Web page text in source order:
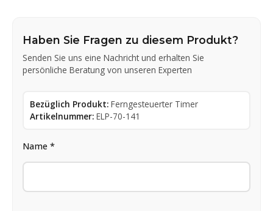
Haben Sie Fragen zu diesem Produkt?
Senden Sie uns eine Nachricht und erhalten Sie
persönliche Beratung von unseren Experten
Bezüglich Produkt: Ferngesteuerter Timer
Artikelnummer: ELP-70-141
Name *